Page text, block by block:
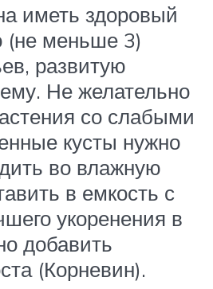
иметь здоровый
(не меньше 3)
развитую
Не желательно
со слабыми
кусты нужно
во влажную
в емкость с
укоренения в
добавить
(Корневин).